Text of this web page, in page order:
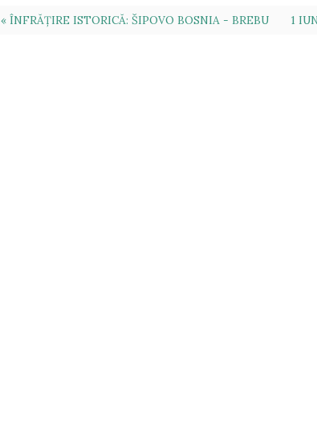
« ÎNFRĂȚIRE ISTORICĂ: ŠIPOVO BOSNIA - BREBU 1